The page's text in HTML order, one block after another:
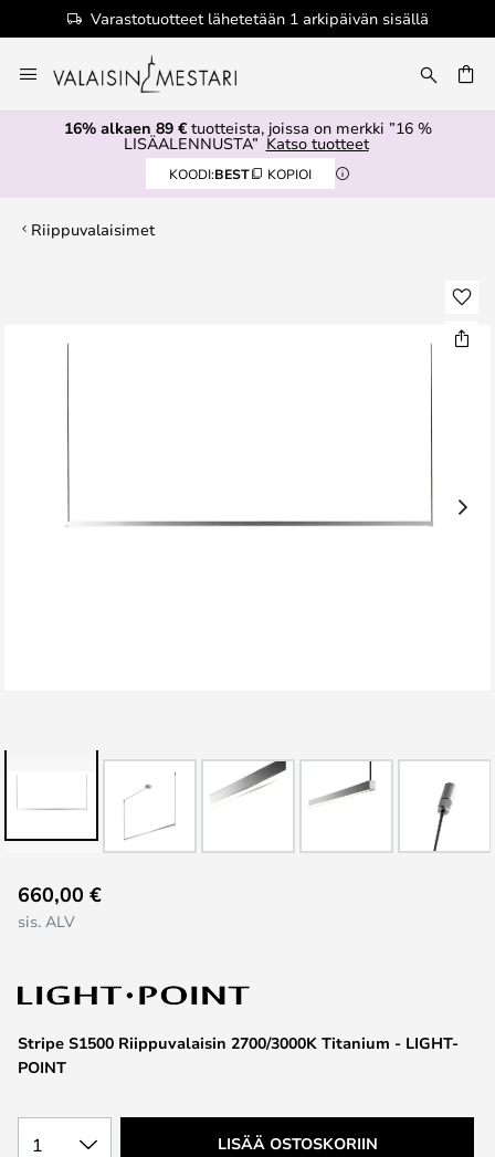
Varastotuotteet lähetetään 1 arkipäivän sisällä
to
Content
16% alkaen 89 €tuotteista, joissa on merkki ”16 %
LISÄALENNUSTA” Katso tuotteet
KOODI:BEST KOPIOI
Riippuvalaisimet
to
the
of
images
gallery
Stripe S1500 Riippuvalaisin 2700/3000K Titanium - LIGHT-
POINT
660,00 €
sis. ALV
1 LISÄÄ OSTOSKORIIN